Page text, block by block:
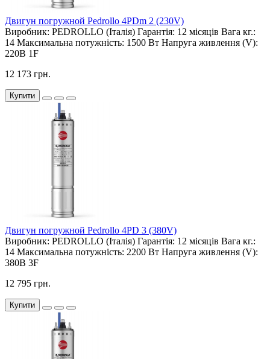
Двигун погружной Pedrollo 4PDm 2 (230V)
Виробник: PEDROLLO (Італія) Гарантія: 12 місяців Вага кг.:
14 Максимальна потужність: 1500 Вт Напруга живлення (V):
220В 1F
12 173 грн.
Купити
Двигун погружной Pedrollo 4PD 3 (380V)
Виробник: PEDROLLO (Італія) Гарантія: 12 місяців Вага кг.:
14 Максимальна потужність: 2200 Вт Напруга живлення (V):
380В 3F
12 795 грн.
Купити